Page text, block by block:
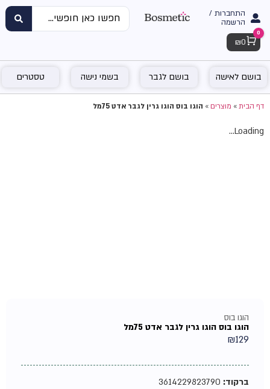
התחברות /
הרשמה
Cart
0
₪ 0
בושם לאישה בושם לגבר בשמי נישה טסטרים
דף הבית»מוצרים»הוגו בוס הוגו גרין לגבר אדט 75מל
Loading...
הוגו בוס
הוגו בוס הוגו גרין לגבר אדט 75מל
₪129
ברקוד:3614229823790